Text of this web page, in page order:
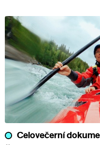
Celovečerní